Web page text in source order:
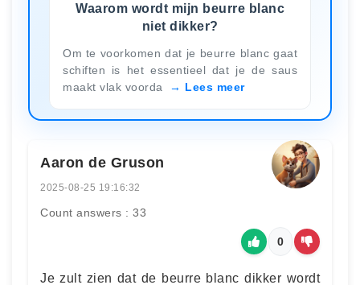
Waarom wordt mijn beurre blanc
niet dikker?
Om te voorkomen dat je beurre blanc gaat
schiften is het essentieel dat je de saus
maakt vlak voorda
Lees meer
Aaron de Gruson
2025-08-25 19:16:32
Count answers : 33
0
Je zult zien dat de beurre blanc dikker wordt